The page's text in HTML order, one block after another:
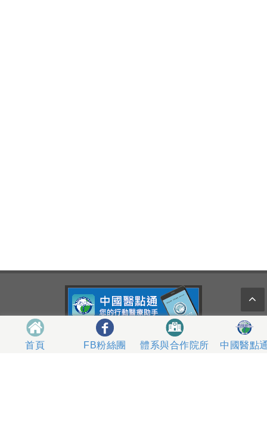
首頁 FB粉絲團 體系與合作院所 中國醫點
404327 台中市北區育德路2號
總機電話專線 04-22052121、04-22062121